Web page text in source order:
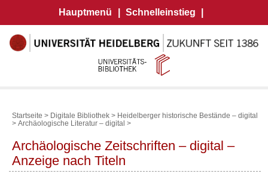
Hauptmenü Schnelleinstieg
Startseite > Digitale Bibliothek > Heidelberger historische Bestände – digital
> Archäologische Literatur – digital >
Archäologische Zeitschriften – digital –
Anzeige nach Titeln